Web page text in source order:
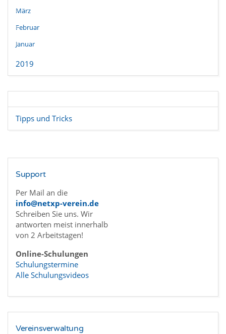
März
Februar
Januar
2019
Tipps und Tricks
Support
Per Mail an die
info@netxp-verein.de
Schreiben Sie uns. Wir
antworten meist innerhalb
von 2 Arbeitstagen!
Online-Schulungen
Schulungstermine
Alle Schulungsvideos
Vereinsverwaltung